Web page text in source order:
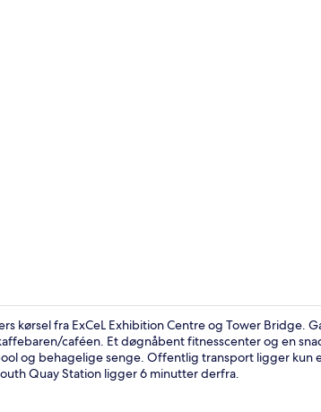
kørsel fra ExCeL Exhibition Centre og Tower Bridge.
caféen. Et døgnåbent fitnesscenter og en
og behagelige senge. Offentlig transport ligger kun
Quay Station ligger 6 minutter derfra.